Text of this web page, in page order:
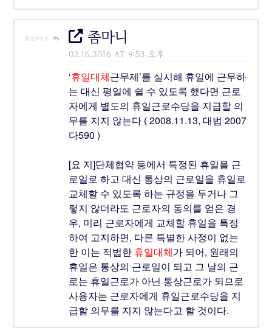
REPLY 좀마니
02.16.2016 AT 9:53 오후
‘휴일대체근무제’를 실시해 휴일에 근무하
는 대신 평일에 쉴 수 있도록 했다면 근로
자에게 별도의 휴일근로수당을 지급할 의
무를 지지 않는다 ( 2008.11.13, 대법 2007
다590 )
[요 지]단체협약 등에서 특정된 휴일을 근
로일로 하고 대신 통상의 근로일을 휴일로
교체할 수 있도록 하는 규정을 두거나 그
렇지 않더라도 근로자의 동의를 얻은 경
우, 미리 근로자에게 교체할 휴일을 특정
하여 고지하면, 다른 특별한 사정이 없는
한 이는 적법한 휴일대체가 되어, 원래의
휴일은 통상의 근로일이 되고 그 날의 근
로는 휴일근로가 아닌 통상근로가 되므로
사용자는 근로자에게 휴일근로수당을 지
급할 의무를 지지 않는다고 할 것이다.